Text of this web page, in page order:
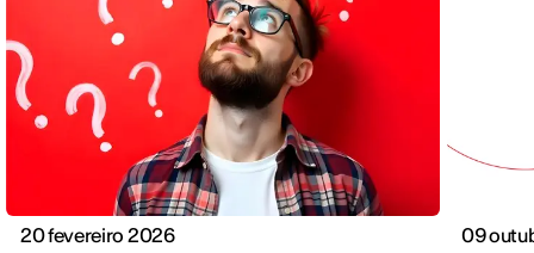
20 fevereiro 2026 09